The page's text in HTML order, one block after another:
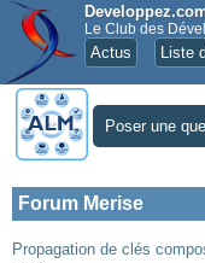
Le Club des
Actus Liste
Poser une
Forum Merise
Propagation de clés